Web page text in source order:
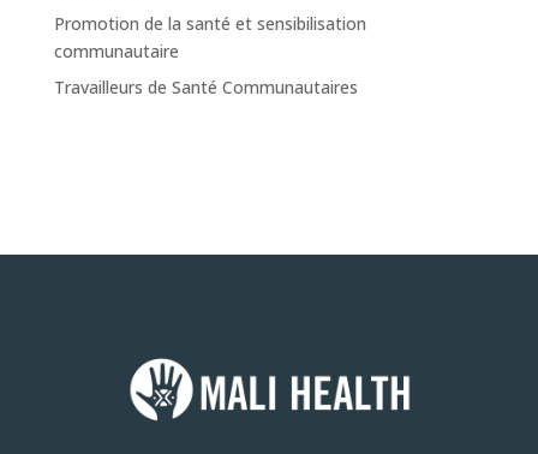
Promotion de la santé et sensibilisation
communautaire
Travailleurs de Santé Communautaires